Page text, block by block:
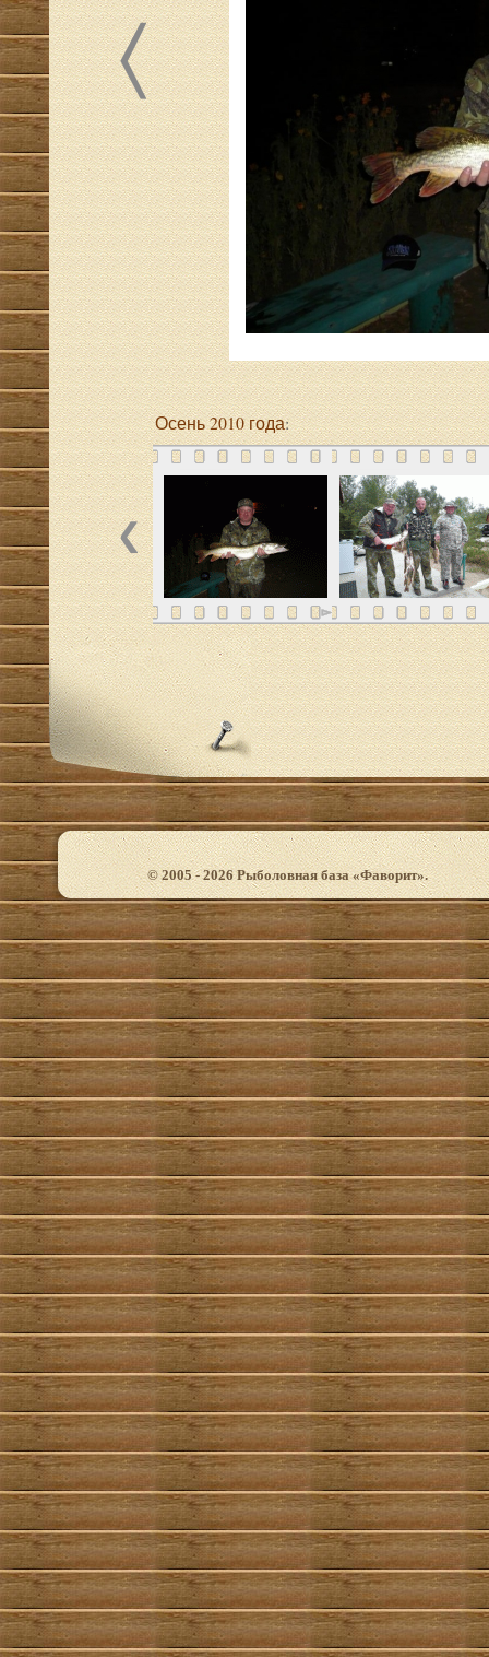
Осень 2010 года:
© 2005 - 2026 Рыболовная база «Фаворит».